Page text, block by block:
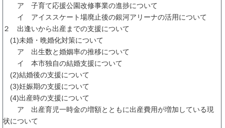
ア 子育て応援公園改修事業の進捗について
イ アイススケート場廃止後の銀河アリーナの活用について
２ 出逢いから出産までの支援について
(1)未婚・晩婚化対策について
ア 出生数と婚姻率の推移について
イ 本市独自の結婚支援について
(2)結婚後の支援について
(3)妊娠期の支援について
(4)出産時の支援について
ア 出産育児一時金の増額とともに出産費用が増加している現
状について